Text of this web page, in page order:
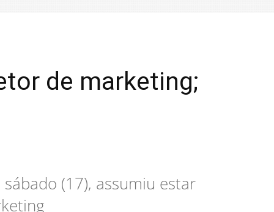
de marketing;
(17), assumiu estar